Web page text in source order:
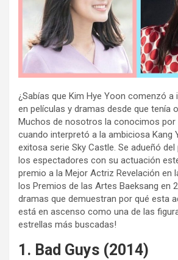
¿Sabías que Kim Hye Yoon comenzó a
en películas y dramas desde que tenía
Muchos de nosotros la conocimos por
cuando interpretó a la ambiciosa Kang
exitosa serie Sky Castle. Se adueñó
los espectadores con su actuación
premio a la Mejor Actriz Revelación en
los Premios de las Artes Baeksang en
dramas que demuestran por qué esta
está en ascenso como una de las
estrellas más buscadas!
1. Bad Guys (2014)